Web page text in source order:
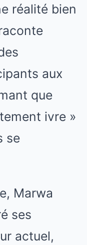
réalité bien
aux
que
ivre »
se
Marwa
ses
actuel,